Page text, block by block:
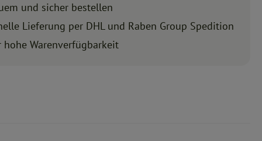
und sicher bestellen
Lieferung per DHL und Raben Group Spedition
hohe Warenverfügbarkeit